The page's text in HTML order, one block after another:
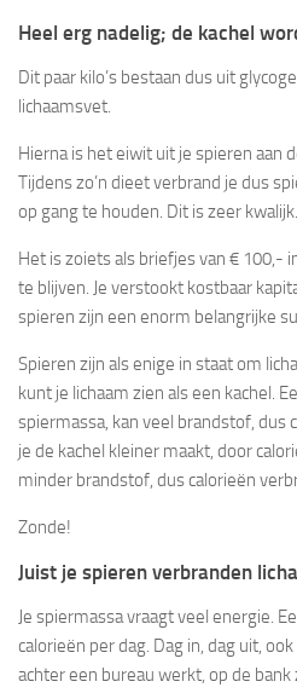
Heel erg nadelig; de kachel
Dit paar kilo’s bestaan dus uit
lichaamsvet.
Hierna is het eiwit uit je spieren aan
Tijdens zo’n dieet verbrand je dus
op gang te houden. Dit is zeer kwalijk.
Het is zoiets als briefjes van € 100,-
te blijven. Je verstookt kostbaar
spieren zijn een enorm belangrijke
Spieren zijn als enige in staat om
kunt je lichaam zien als een kachel.
spiermassa, kan veel brandstof, dus
je de kachel kleiner maakt, door
minder brandstof, dus calorieën
Zonde!
Juist je spieren verbranden
Je spiermassa vraagt veel energie.
calorieën per dag. Dag in, dag uit,
achter een bureau werkt, op de bank